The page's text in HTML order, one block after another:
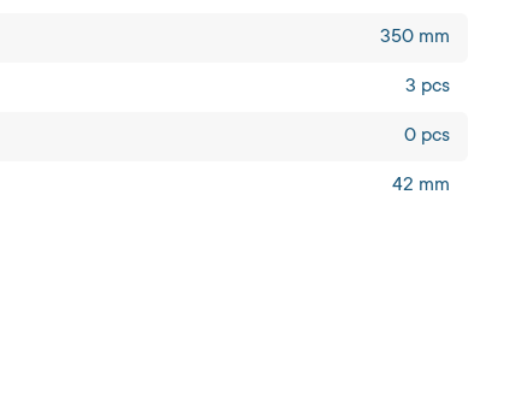
350 mm
3 pcs
0 pcs
42 mm